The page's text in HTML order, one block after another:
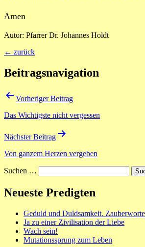
Amen
Autor: Pfarrer Dr. Johannes Holdt
← zurück
Beitragsnavigation
Vorheriger Beitrag
Das Wichtigste nicht vergessen
Nächster Beitrag
Von ganzem Herzen vergeben
Suchen …
Neueste Predigten
Geduld und Duldsamkeit.
Ja zu einer Zivilisation der Liebe
Wach sein!
Mutationssprung zum Leben